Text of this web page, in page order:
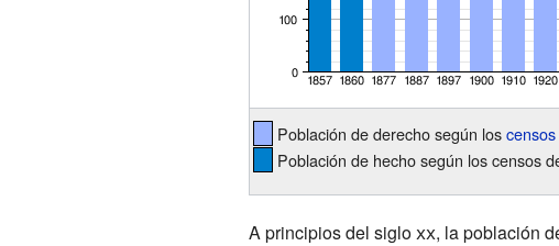
Población de derecho según los
Población de hecho según los censos
A principios del sigloxx, la población